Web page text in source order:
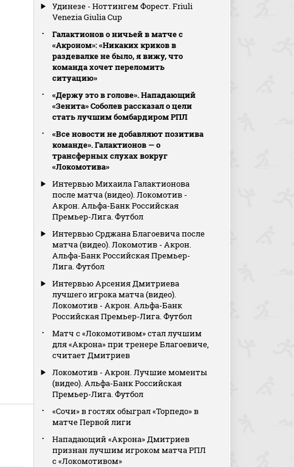
Удинезе - Ноттингем Форест. Friuli
Venezia Giulia Cup
Галактионов о ничьей в матче с
«Акроном»: «Никаких криков в
раздевалке не было, я вижу, что
команда хочет переломить
ситуацию»
«Держу это в голове». Нападающий
«Зенита» Соболев рассказал о цели
стать лучшим бомбардиром РПЛ
«Все новости не добавляют позитива
команде». Галактионов — о
трансферных слухах вокруг
«Локомотива»
Интервью Михаила Галактионова
после матча (видео). Локомотив -
Акрон. Альфа-Банк Российская
Премьер-Лига. Футбол
Интервью Срджана Благоевича после
матча (видео). Локомотив - Акрон.
Альфа-Банк Российская Премьер-
Лига. Футбол
Интервью Арсения Дмитриева
лучшего игрока матча (видео).
Локомотив - Акрон. Альфа-Банк
Российская Премьер-Лига. Футбол
Матч с «Локомотивом» стал лучшим
для «Акрона» при тренере Благоевиче,
считает Дмитриев
Локомотив - Акрон. Лучшие моменты
(видео). Альфа-Банк Российская
Премьер-Лига. Футбол
«Сочи» в гостях обыграл «Торпедо» в
матче Первой лиги
Нападающий «Акрона» Дмитриев
признан лучшим игроком матча РПЛ
с «Локомотивом»